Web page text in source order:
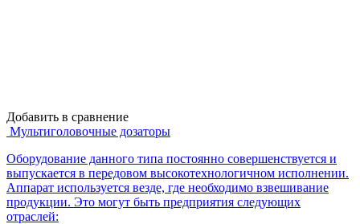
Добавить в сравнение
Мультиголовочные дозаторы
Оборудование данного типа постоянно совершенствуется и
выпускается в передовом высокотехнологичном исполнении.
Аппарат используется везде, где необходимо взвешивание
продукции. Это могут быть предприятия следующих
отраслей: